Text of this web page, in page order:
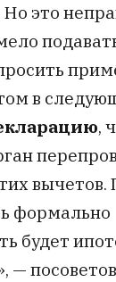
это
в
,
формально
будет
—